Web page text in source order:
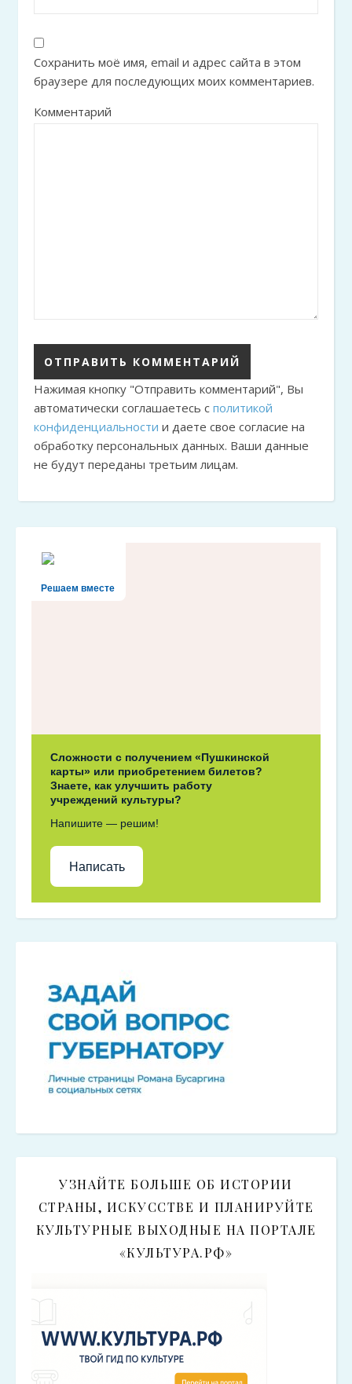
Сохранить моё имя, email и адрес сайта в этом
браузере для последующих моих комментариев.
Комментарий
Нажимая кнопку "Отправить комментарий", Вы
автоматически соглашаетесь с политикой
конфиденциальности и даете свое согласие на
обработку персональных данных. Ваши данные
не будут переданы третьим лицам.
Решаем вместе
Сложности с получением «Пушкинской
карты» или приобретением билетов?
Знаете, как улучшить работу
учреждений культуры?
Напишите — решим!
Написать
УЗНАЙТЕ БОЛЬШЕ ОБ ИСТОРИИ
СТРАНЫ, ИСКУССТВЕ И ПЛАНИРУЙТЕ
КУЛЬТУРНЫЕ ВЫХОДНЫЕ НА ПОРТАЛЕ
«КУЛЬТУРА.РФ»